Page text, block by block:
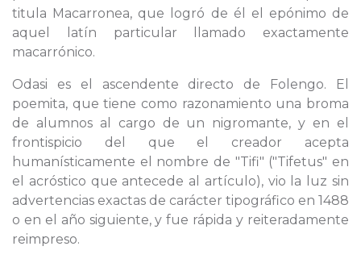
titula Macarronea, que logró de él el epónimo de
aquel latín particular llamado exactamente
macarrónico.
Odasi es el ascendente directo de Folengo. El
poemita, que tiene como razonamiento una broma
de alumnos al cargo de un nigromante, y en el
frontispicio del que el creador acepta
humanísticamente el nombre de "Tifi" ("Tifetus" en
el acróstico que antecede al artículo), vio la luz sin
advertencias exactas de carácter tipográfico en 1488
o en el año siguiente, y fue rápida y reiteradamente
reimpreso.